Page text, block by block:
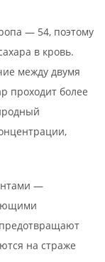
— 54, поэтому
в кровь.
между двумя
проходит более
—
на страже